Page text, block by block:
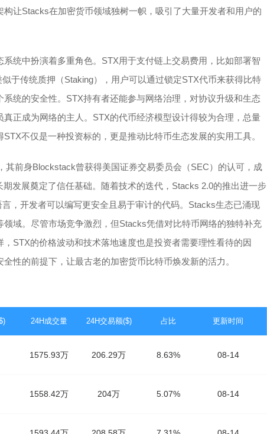
让Stacks在加密货币领域独树一帜，吸引了大量开发者和用户的
统中扮演着多重角色。STX用于支付链上交易费用，比如部署智
于传统质押（Staking），用户可以通过锁定STX代币来获得比特
统的安全性。STX持有者还能参与网络治理，对协议升级和生态
正成为网络的主人。STX的代币经济模型设计得较为合理，总量
不仅是一种投资标的，更是推动比特币生态发展的实用工具。
其前身Blockstack曾获得美国证券交易委员会（SEC）的认可，成
发展奠定了信任基础。随着技术的迭代，Stacks 2.0的推出进一步
，开发者可以编写更安全且易于审计的代码。Stacks生态已涌现
域。尽管市场竞争激烈，但Stacks凭借对比特币网络的独特补充
STX的价格波动和技术落地速度也是投资者需要理性看待的因
性的前提下，让最古老的加密货币比特币焕发新的活力。
24H成交量 24H交易额($) 占比 更新时间
1575.93万 206.29万 8.63% 08-14
1558.42万 204万 5.07% 08-14